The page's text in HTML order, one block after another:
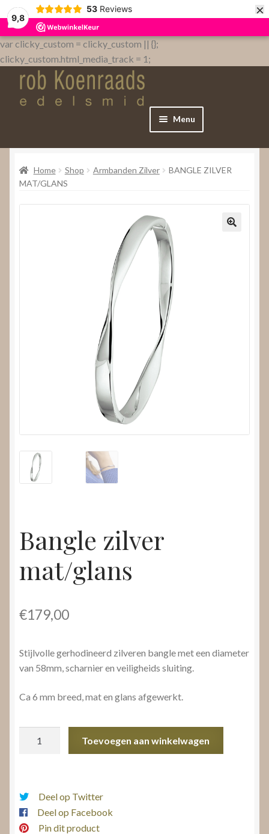
9,8
53 Reviews ×
var clicky_custom = clicky_custom || {};
clicky_custom.html_media_track = 1;
Menu
Home
WebShop
Home Shop Armbanden Zilver
BANGLE ZILVER
MAT/GLANS
Bangle zilver
mat/glans
€179,00
Stijlvolle gerhodineerd zilveren bangle met een diameter
van 58mm, scharnier en veiligheids sluiting.
Ca 6 mm breed, mat en glans afgewerkt.
Toevoegen aan winkelwagen
Deel op Twitter
Deel op Facebook
Pin dit product